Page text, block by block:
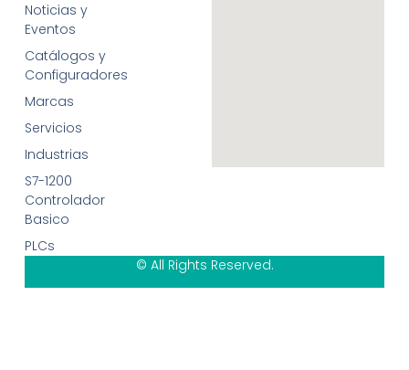
Noticias y
Eventos
Catálogos y
Configuradores
Marcas
Servicios
Industrias
S7-1200
Controlador
Basico
PLCs
© All Rights Reserved.